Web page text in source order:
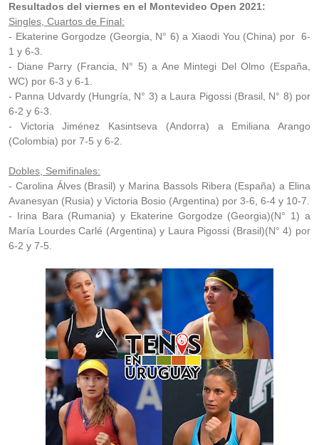
Resultados del viernes en el Montevideo Open 2021:
Singles, Cuartos de Final:
- Ekaterine Gorgodze (Georgia, N° 6) a Xiaodi You (China) por 6-
1 y 6-3.
- Diane Parry (Francia, N° 5) a Ane Mintegi Del Olmo (España,
WC) por 6-3 y 6-1.
- Panna Udvardy (Hungría, N° 3) a Laura Pigossi (Brasil, N° 8) por
6-2 y 6-3.
- Victoria Jiménez Kasintseva (Andorra) a Emiliana Arango
(Colombia) por 7-5 y 6-2.
Dobles, Semifinales:
- Carolina Álves (Brasil) y Marina Bassols Ribera (España) a Elina
Avanesyan (Rusia) y Victoria Bosio (Argentina) por 3-6, 6-4 y 10-7.
- Irina Bara (Rumania) y Ekaterine Gorgodze (Georgia)(N° 1) a
María Lourdes Carlé (Argentina) y Laura Pigossi (Brasil)(N° 4) por
6-2 y 7-5.